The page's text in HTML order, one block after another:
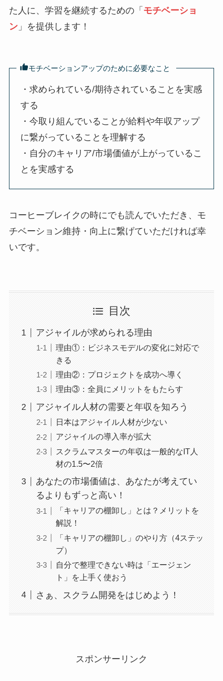
た人に、学習を継続するための「 モチベーショ
ン 」を提供します！
モチベーションアップのために必要なこと
・求められている/期待されていることを実感
する
・今取り組んでいることが給料や年収アップ
に繋がっていることを理解する
・自分のキャリア/市場価値が上がっているこ
とを実感する
コーヒーブレイクの時にでも読んでいただき、モ
チベーション維持・向上に繋げていただければ幸
いです。
目次
アジャイルが求められる理由
理由①：ビジネスモデルの変化に対応で
きる
理由②：プロジェクトを成功へ導く
理由③：全員にメリットをもたらす
アジャイル人材の需要と年収を知ろう
日本はアジャイル人材が少ない
アジャイルの導入率が拡大
スクラムマスターの年収は一般的なIT人
材の1.5〜2倍
あなたの市場価値は、あなたが考えてい
るよりもずっと高い！
「キャリアの棚卸し」とは？メリットを
解説！
「キャリアの棚卸し」のやり方（4ステッ
プ）
自分で整理できない時は「エージェン
ト」を上手く使おう
さぁ、スクラム開発をはじめよう！
スポンサーリンク